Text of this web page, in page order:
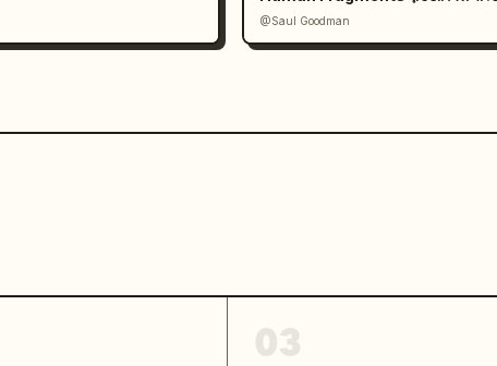
@Saul Goodman